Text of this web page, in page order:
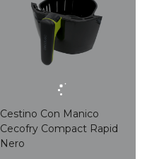
Cestino Con Manico
Cecofry Compact Rapid
Nero